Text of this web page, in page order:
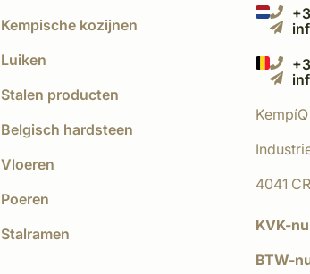
Kempische kozijnen
Luiken
Stalen producten
Belgisch hardsteen
Vloeren
Poeren
Stalramen
KempíQ
4041
KVK-
BTW-